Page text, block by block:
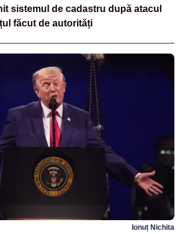
sistemul de cadastru după atacul
făcut de autorități
Ionuț Nichita